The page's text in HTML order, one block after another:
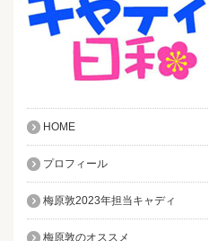
HOME
プロフィール
梅原敦2023年担当キャディ
梅原敦のオススメ